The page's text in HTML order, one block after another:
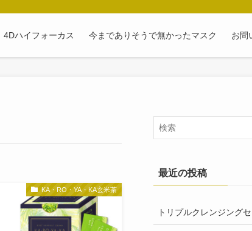
4Dハイフォーカス 今までありそうで無かったマスク お問
KA・RO・YA・KA玄米茶
最近の投稿
トリプルクレンジング